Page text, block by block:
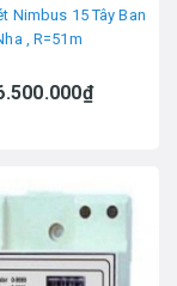
Nimbus 15 Tây Ban
, R=51m